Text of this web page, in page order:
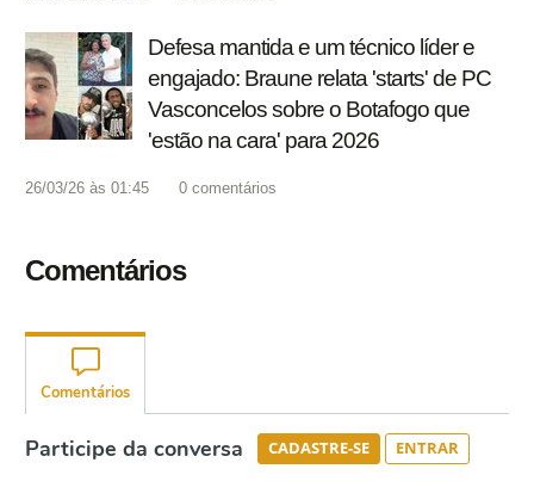
Defesa mantida e um técnico líder e
engajado: Braune relata 'starts' de PC
Vasconcelos sobre o Botafogo que
'estão na cara' para 2026
26/03/26 às 01:45 0 comentários
Comentários